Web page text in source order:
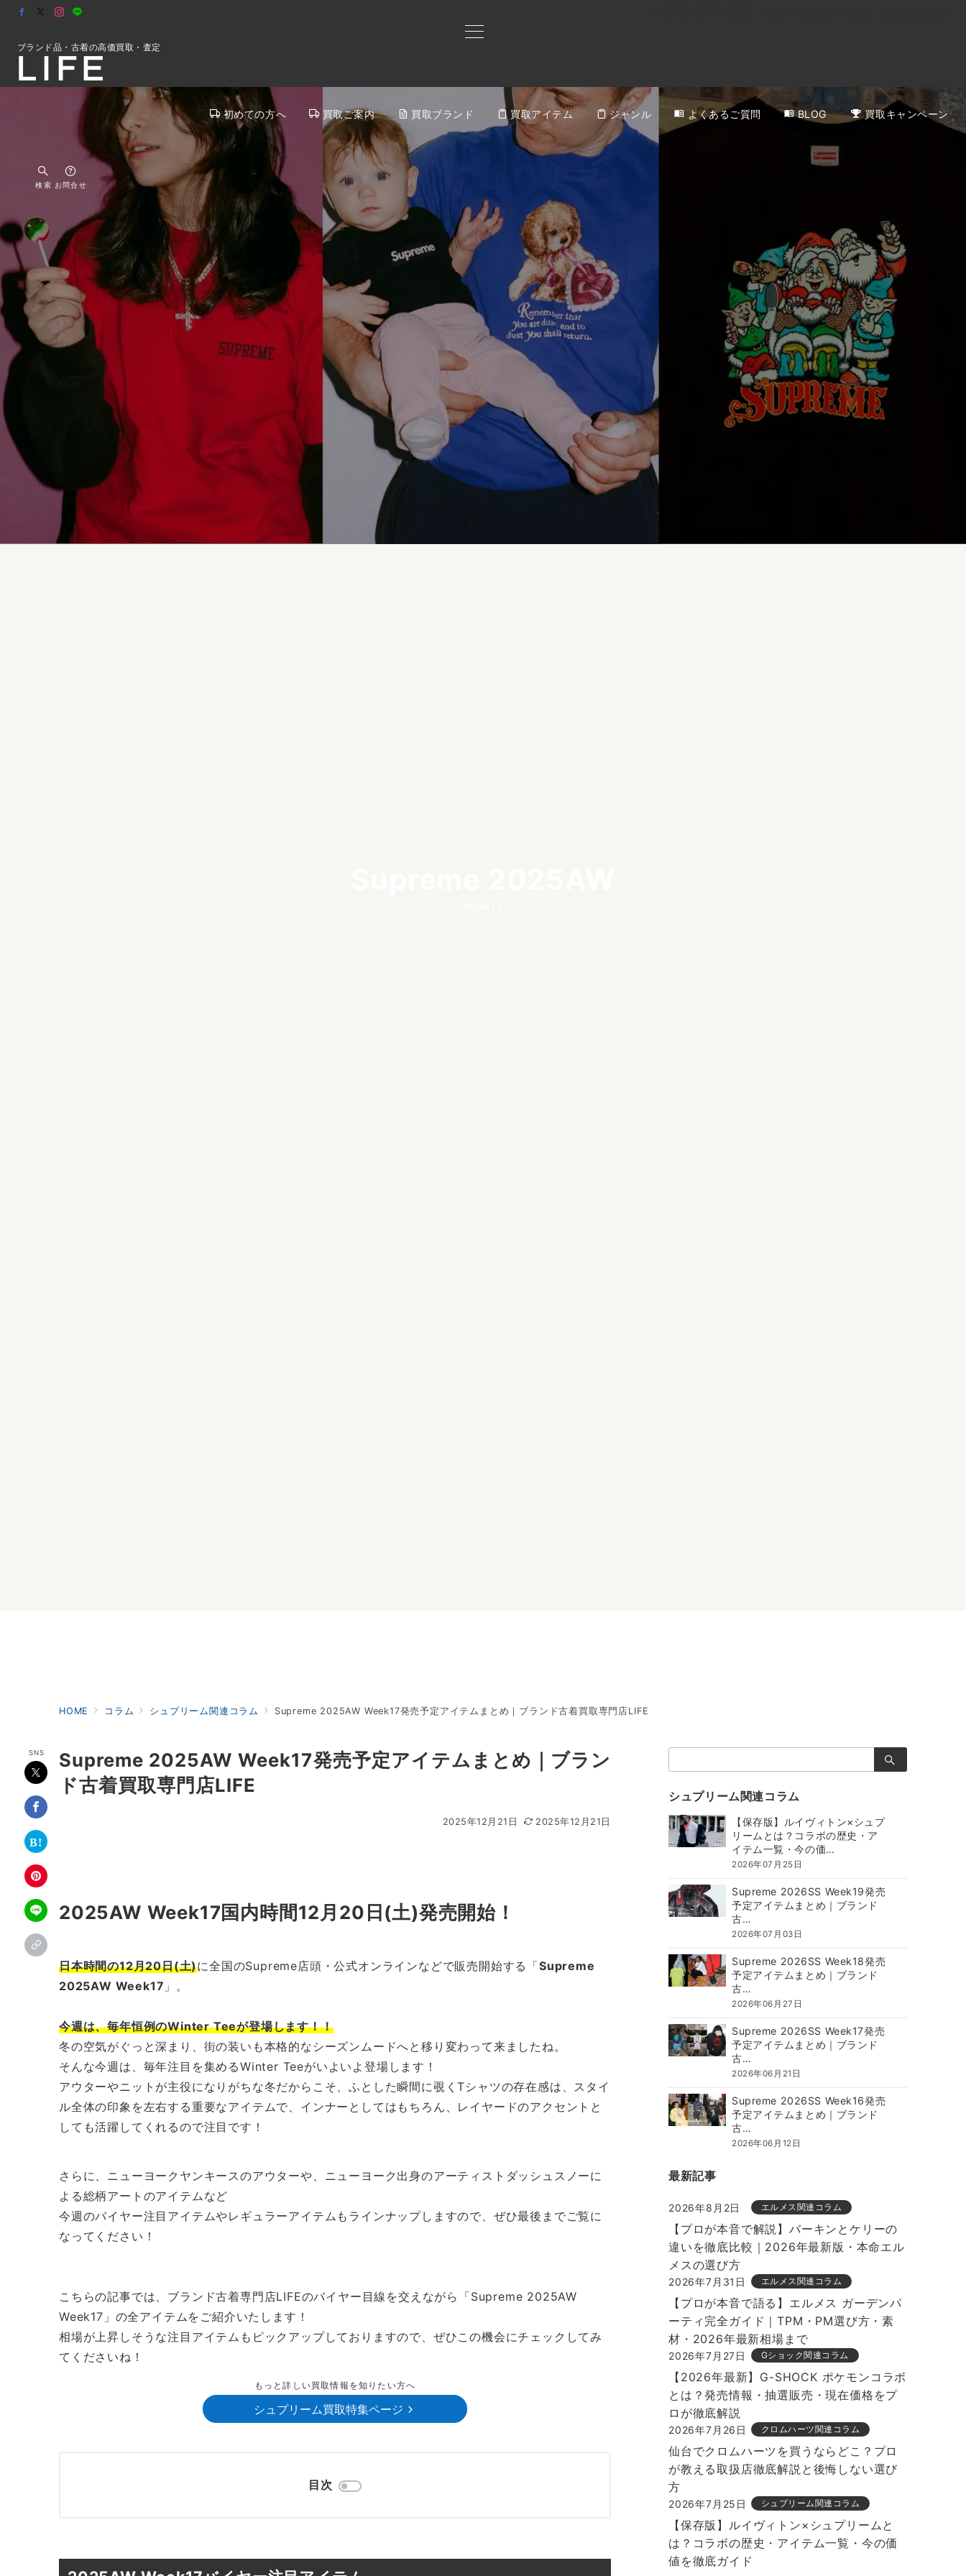
ブランド品・古着の高価買取・査定
初めての方へ 買取ご案内 買取ブランド 買取アイテム ジャンル よくあるご質問 BLOG 買取キャンペーン
検索 お問合せ
HOME コラム シュプリーム関連コラム Supreme 2025AW Week17発売予定アイテムまとめ｜ブランド古着買取専門店LIFE
SNS
Supreme 2025AW Week17発売予定アイテムまとめ｜ブラン
ド古着買取専門店LIFE
2025年12月21日 2025年12月21日
2025AW Week17国内時間12月20日(土)発売開始！
日本時間の12月20日(土)に全国のSupreme店頭・公式オンラインなどで販売開始する「Supreme
2025AW Week17 」。
今週は、毎年恒例のWinter Teeが登場します！！
冬の空気がぐっと深まり、街の装いも本格的なシーズンムードへと移り変わって来ましたね。
そんな今週は、毎年注目を集めるWinter Teeがいよいよ登場します！
アウターやニットが主役になりがちな冬だからこそ、ふとした瞬間に覗くTシャツの存在感は、スタイ
ル全体の印象を左右する重要なアイテムで、インナーとしてはもちろん、レイヤードのアクセントと
しても活躍してくれるので注目です！
さらに、ニューヨークヤンキースのアウターや、ニューヨーク出身のアーティストダッシュスノーに
よる総柄アートのアイテムなど
今週のバイヤー注目アイテムやレギュラーアイテムもラインナップしますので、ぜひ最後までご覧に
なってください！
こちらの記事では、ブランド古着専門店LIFEのバイヤー目線を交えながら「Supreme 2025AW
Week17」の全アイテムをご紹介いたします！
相場が上昇しそうな注目アイテムもピックアップしておりますので、ぜひこの機会にチェックしてみ
てくださいね！
もっと詳しい買取情報を知りたい方へ
シュプリーム買取特集ページ
目次
索：
シュプリーム関連コラム
【保存版】ルイヴィトン×シュプ
リームとは？コラボの歴史・ア
イテム一覧・今の価…
2026年07月25日
Supreme 2026SS Week19発売
予定アイテムまとめ｜ブランド
古…
2026年07月03日
Supreme 2026SS Week18発売
予定アイテムまとめ｜ブランド
古…
2026年06月27日
Supreme 2026SS Week17発売
予定アイテムまとめ｜ブランド
古…
2026年06月21日
Supreme 2026SS Week16発売
予定アイテムまとめ｜ブランド
古…
2026年06月12日
最新記事
2026年8月2日 エルメス関連コラム
【プロが本音で解説】バーキンとケリーの
違いを徹底比較｜2026年最新版・本命エル
メスの選び方
2026年7月31日 エルメス関連コラム
【プロが本音で語る】エルメス ガーデンパ
ーティ完全ガイド｜TPM・PM選び方・素
材・2026年最新相場まで
2026年7月27日 Gショック関連コラム
【2026年最新】G-SHOCK ポケモンコラボ
とは？発売情報・抽選販売・現在価格をプ
ロが徹底解説
2026年7月26日 クロムハーツ関連コラム
仙台でクロムハーツを買うならどこ？プロ
が教える取扱店徹底解説と後悔しない選び
方
2026年7月25日 シュプリーム関連コラム
【保存版】ルイヴィトン×シュプリームと
は？コラボの歴史・アイテム一覧・今の価
値を徹底ガイド